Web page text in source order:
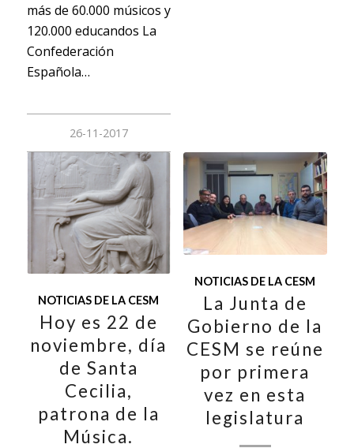
más de 60.000 músicos y
120.000 educandos La
Confederación
Española…
26-11-2017
NOTICIAS DE LA CESM
Hoy es 22 de
noviembre, día
de Santa
Cecilia,
patrona de la
Música.
NOTICIAS DE LA CESM
La Junta de
Gobierno de la
CESM se reúne
por primera
vez en esta
legislatura